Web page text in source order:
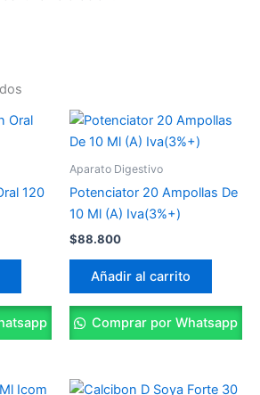
120
Aparato Digestivo
Potenciator 20 Ampollas De
10 Ml (A) Iva(3%+)
$88.800
Añadir al carrito
Comprar por Whatsapp